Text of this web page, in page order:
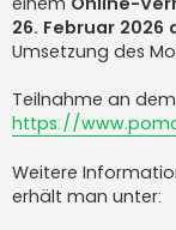
26. Februar 2026
Umsetzung des
Teilnahme an
https://
Weitere
erhält man unter: